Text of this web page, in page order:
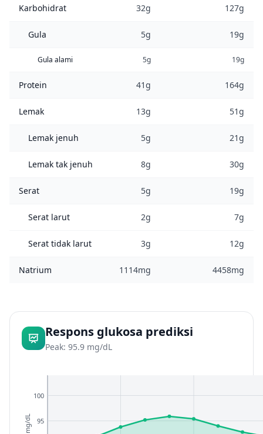
Karbohidrat 32g 127g
Gula 5g 19g
Gula alami 5g 19g
Protein 41g 164g
Lemak 13g 51g
Lemak jenuh 5g 21g
Lemak tak jenuh 8g 30g
Serat 5g 19g
Serat larut 2g 7g
Serat tidak larut 3g 12g
Natrium 1114mg 4458mg
Respons glukosa prediksi
Peak: 95.9 mg/dL
95
100
mg/dL